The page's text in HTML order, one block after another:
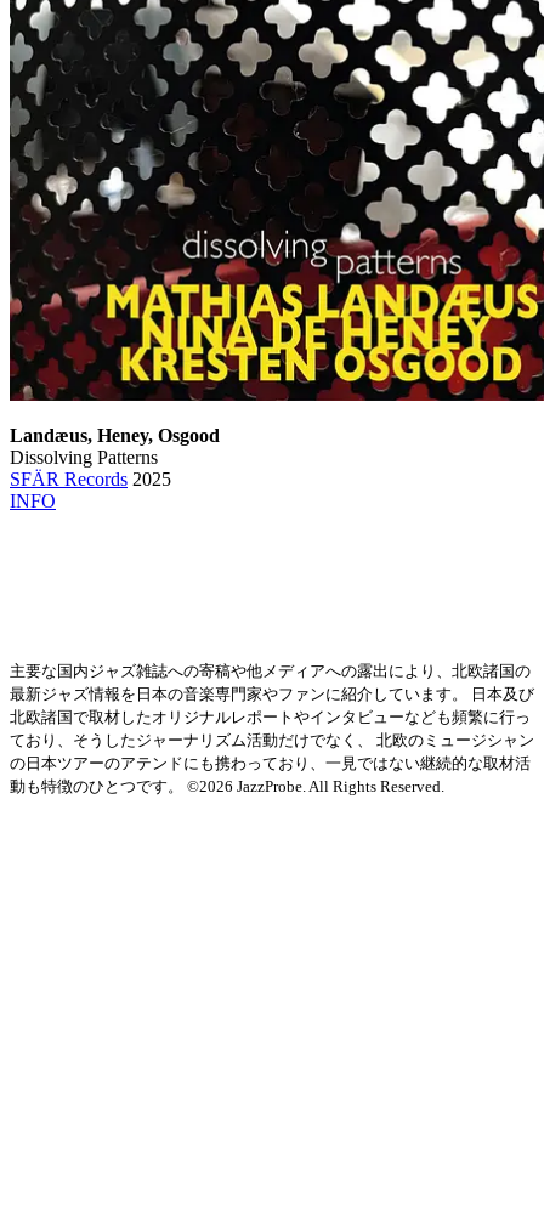
Landæus, Heney, Osgood
Dissolving Patterns
SFÄR Records 2025
INFO
主要な国内ジャズ雑誌への寄稿や他メディアへの露出により、北欧諸国の
最新ジャズ情報を日本の音楽専門家やファンに紹介しています。 日本及び
北欧諸国で取材したオリジナルレポートやインタビューなども頻繁に行っ
ており、そうしたジャーナリズム活動だけでなく、 北欧のミュージシャン
の日本ツアーのアテンドにも携わっており、一見ではない継続的な取材活
動も特徴のひとつです。 ©2026 JazzProbe. All Rights Reserved.